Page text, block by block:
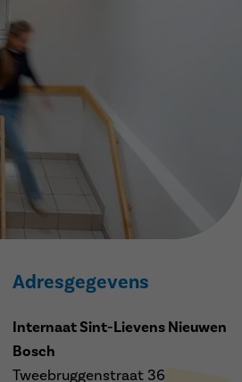
Adresgegevens
Internaat Sint-Lievens Nieuwen
Bosch
Tweebruggenstraat 36